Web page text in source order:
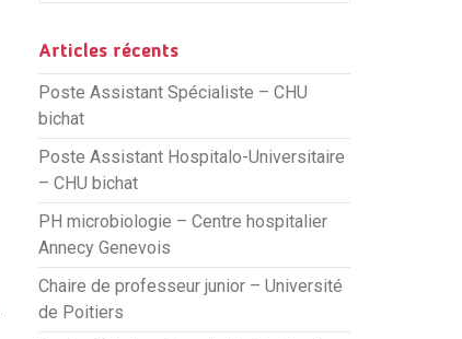
Articles récents
Poste Assistant Spécialiste – CHU
bichat
Poste Assistant Hospitalo-Universitaire
– CHU bichat
PH microbiologie – Centre hospitalier
Annecy Genevois
Chaire de professeur junior – Université
de Poitiers